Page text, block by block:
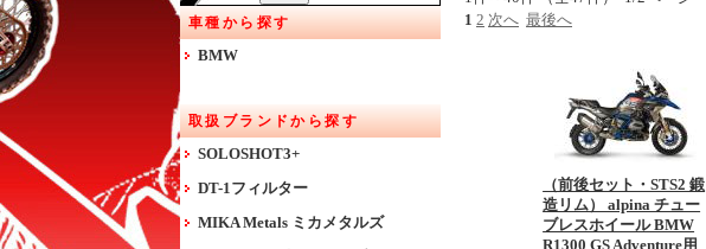
車種から探す
BMW
取扱ブランドから探す
SOLOSHOT3+
DT-1フィルター
MIKA Metals ミカメタルズ
1 2 次へ 最後へ
（前後セット・STS2 鍛
造リム） alpina チュー
ブレスホイール BMW
R1300 GS Adventure用